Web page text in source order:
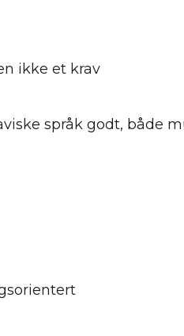
ikke et krav
språk godt, både